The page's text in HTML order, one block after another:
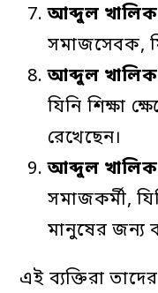
আব্দুল
সমাজসেবক,
আব্দুল খালিক
যিনি শিক্ষা
রেখেছেন।
আব্দুল
সমাজকর্মী,
মানুষের জন্য
এই ব্যক্তিরা